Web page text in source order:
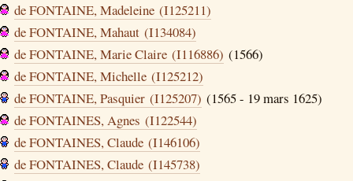
de FONTAINE, Madeleine (I125211)
de FONTAINE, Mahaut (I134084)
de FONTAINE, Marie Claire (I116886) (1566)
de FONTAINE, Michelle (I125212)
de FONTAINE, Pasquier (I125207) (1565 - 19 mars 1625)
de FONTAINES, Agnes (I122544)
de FONTAINES, Claude (I146106)
de FONTAINES, Claude (I145738)